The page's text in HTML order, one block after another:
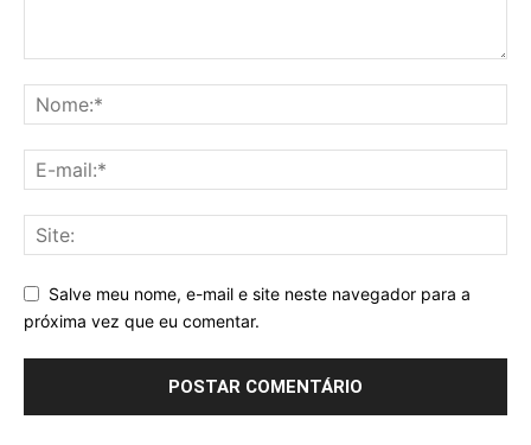
Salve meu nome, e-mail e site neste navegador para a
próxima vez que eu comentar.